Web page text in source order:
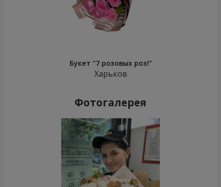
Букет "7 розовых роз!"
Харьков
Фотогалерея